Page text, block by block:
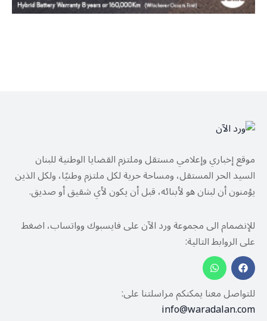
موقع إخباري وإعلامي مستقل وملتزم القضايا الوطنية للبنان
السيد الحر المستقل، ومساحة حرية لكل ملتزم وطنيًا، ولكل الذين
يؤمنون أن لبنان هو لأبنائه، قبل أن يكون لأي شقيق أو صديق.
للإنضمام الى مجموعة ورد الآن على فايسبوك وواتساب، اضغط
على الروابط التالية:
للتواصل معنا يمكنكم مراسلتنا على:
info@waradalan.com